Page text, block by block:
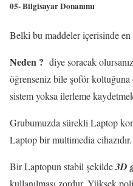
05- Bilgisayar Donanımı
Belki bu maddeler içerisinde
Neden ? diye soracak
öğrenseniz bile şoför
sistem yoksa ilerleme
Grubumuzda sürekli Laptop
Laptop bir multimedia
Bir Laptopun stabil şekilde3D
kullanılması zordur. Yüksek